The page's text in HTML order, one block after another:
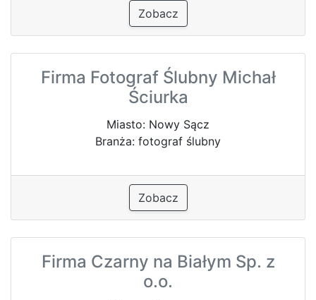
Zobacz
Firma Fotograf Ślubny Michał
Ściurka
Miasto: Nowy Sącz
Branża: fotograf ślubny
Zobacz
Firma Czarny na Białym Sp. z
o.o.